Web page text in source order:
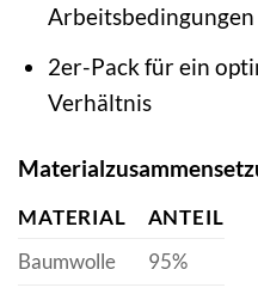
Arbeitsbedingungen
2er-Pack für ein
Verhältnis
MATERIAL
ANTEIL
Baumwolle
95%